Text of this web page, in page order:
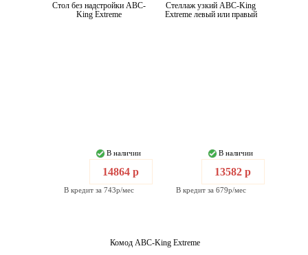
Стол без надстройки ABC-
King Extreme
В наличии
14864 р
В кредит за 743р/мес
Стеллаж узкий ABC-King
Extreme левый или правый
В наличии
13582 р
В кредит за 679р/мес
Комод ABC-King Extreme